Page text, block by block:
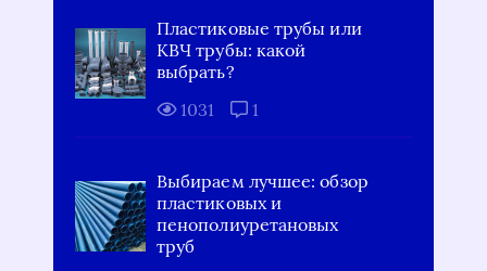
Пластиковые трубы или
КВЧ трубы: какой
выбрать?
1031
1
Выбираем лучшее: обзор
пластиковых и
пенополиуретановых
труб